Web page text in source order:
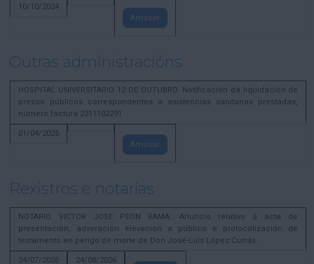
10/10/2024
Amosar
Outras administracións
HOSPITAL UNIVERSITARIO 12 DE OUTUBRO. Notificación da liquidación de
prezos públicos correspondentes a asistencias sanitarias prestadas,
número factura 2311102291
01/04/2025
Amosar
Rexistros e notarías
NOTARIO VICTOR JOSE PEON RAMA. Anuncio relativo á acta de
presentación, adveración elevación a público e protocolización de
testamento en perigo de morte de Don José-Luís López Currás.
24/07/2026
24/08/2026